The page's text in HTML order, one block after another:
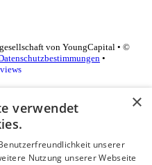
von YoungCapital • ©
•
×
verwendet
unserer
Nutzung unserer Webseite